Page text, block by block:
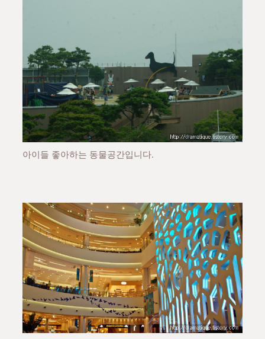
아이들 좋아하는 동물공간입니다.